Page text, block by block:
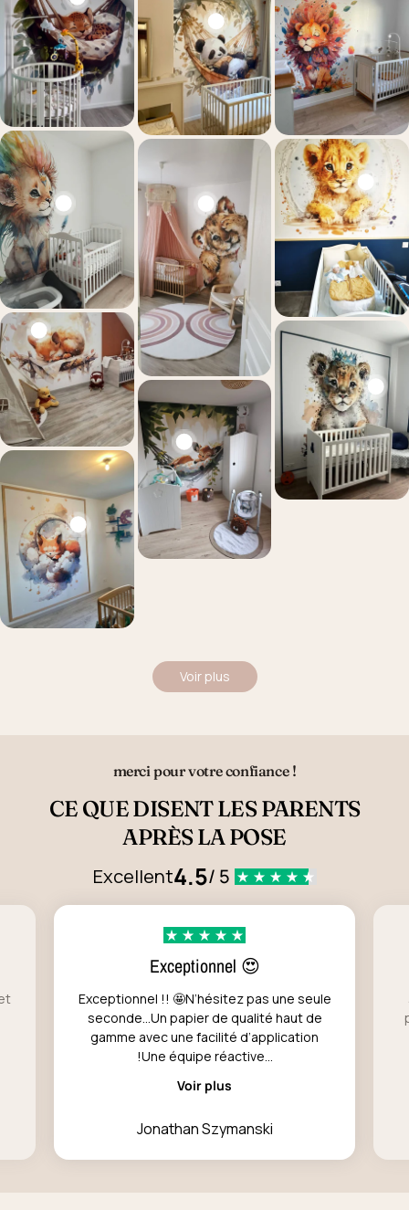
Voir plus
merci pour votre confiance !
CE QUE DISENT LES PARENTS
APRÈS LA POSE
Excellent4.5/ 5
Exceptionnel 😍
Exceptionnel !! 🤩N’hésitez pas une seule
seconde…Un papier de qualité haut de
gamme avec une facilité d’application
!Une équipe réactive...
Voir plus
Jonathan Szymanski